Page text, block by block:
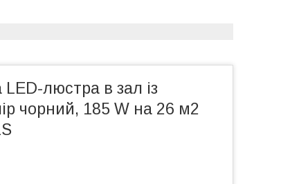
люстра в зал із
чорний, 185 W на 26 м2